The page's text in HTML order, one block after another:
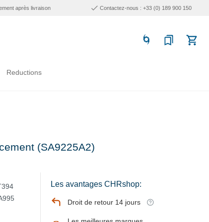
après livraison Contactez-nous : +33 (0) 189 900 150
Reductions
(SA9225A2)
Les avantages CHRshop:
Droit de retour 14 jours